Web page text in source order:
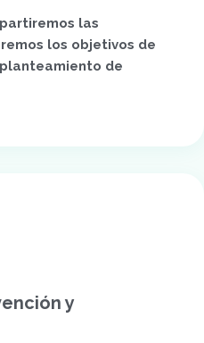
las
los objetivos de
planteamiento de
y